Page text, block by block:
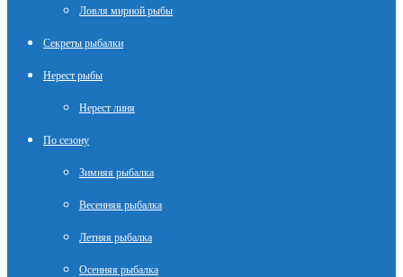
Ловля мирной рыбы
Секреты рыбалки
Нерест рыбы
Нерест линя
По сезону
Зимняя рыбалка
Весенняя рыбалка
Летняя рыбалка
Осенняя рыбалка